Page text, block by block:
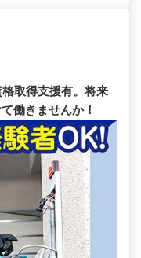
取得支援有。将来
働きませんか！